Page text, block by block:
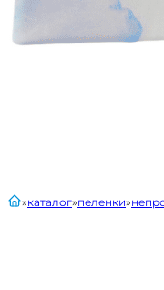
главнаякаталог пеленки